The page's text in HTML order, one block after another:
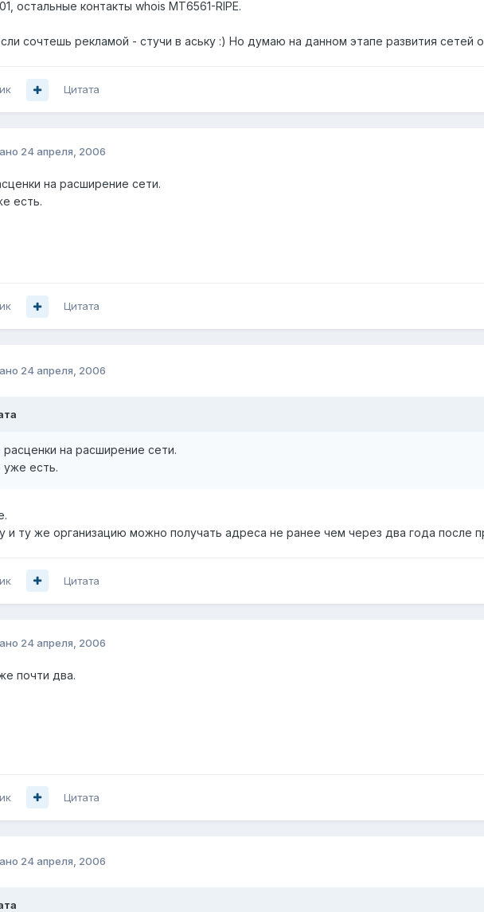
остальные контакты whois MT6561-RIPE.
сочтешь рекламой - стучи в аську :) Но думаю на данном этапе развития сетей
Цитата
24 апреля, 2006
на расширение сети.
есть.
Цитата
24 апреля, 2006
расценки на расширение сети.
уже есть.
и ту же организацию можно получать адреса не ранее чем через два года после
Цитата
24 апреля, 2006
почти два.
Цитата
24 апреля, 2006